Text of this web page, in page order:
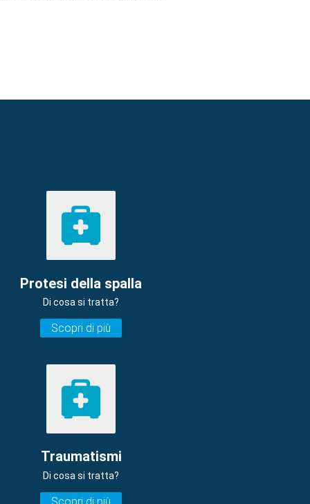
Protesi della spalla
Di cosa si tratta?
Scopri di più
Traumatismi
Di cosa si tratta?